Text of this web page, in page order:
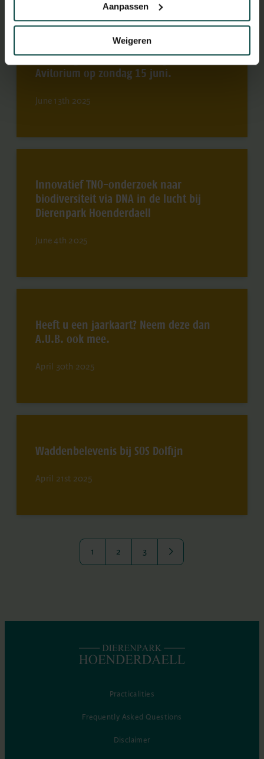
Aanpassen
Weigeren
Geen vogeldemonstraties bij het
Avitorium op zondag 15 juni.
June 13th 2025
Innovatief TNO-onderzoek naar
biodiversiteit via DNA in de lucht bij
Dierenpark Hoenderdaell
June 4th 2025
Heeft u een jaarkaart? Neem deze dan
A.U.B. ook mee.
April 30th 2025
Waddenbelevenis bij SOS Dolfijn
April 21st 2025
1 2 3
Practicalities
Frequently Asked Questions
Disclaimer